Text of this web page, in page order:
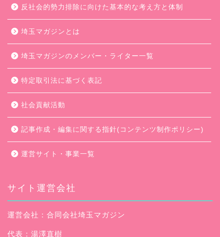
反社会的勢力排除に向けた基本的な考え方と体制
埼玉マガジンとは
埼玉マガジンのメンバー・ライター一覧
特定取引法に基づく表記
社会貢献活動
記事作成・編集に関する指針(コンテンツ制作ポリシー)
運営サイト・事業一覧
サイト運営会社
運営会社：合同会社埼玉マガジン
代表：湯澤直樹